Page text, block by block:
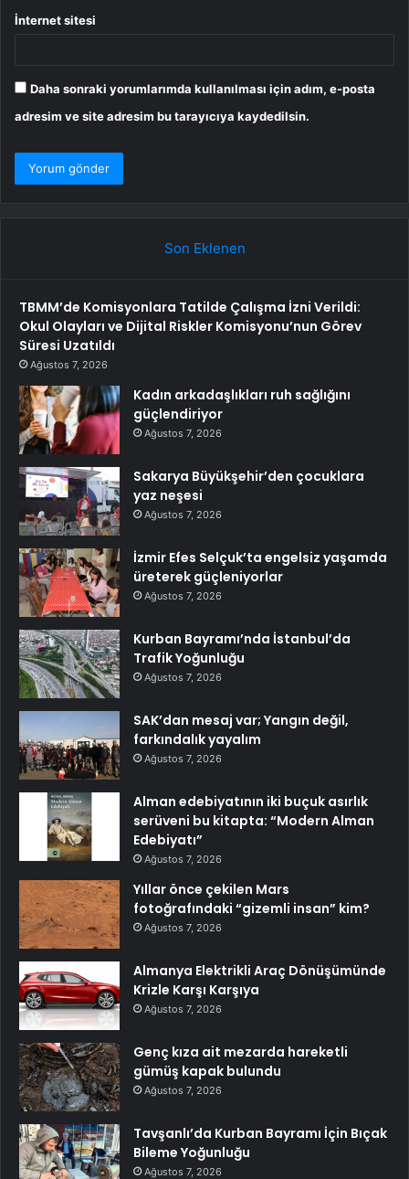
İnternet sitesi
Daha sonraki yorumlarımda kullanılması için adım, e-posta
adresim ve site adresim bu tarayıcıya kaydedilsin.
Son Eklenen
TBMM’de Komisyonlara Tatilde Çalışma İzni Verildi:
Okul Olayları ve Dijital Riskler Komisyonu’nun Görev
Süresi Uzatıldı
Ağustos 7, 2026
Kadın arkadaşlıkları ruh sağlığını
güçlendiriyor
Ağustos 7, 2026
Sakarya Büyükşehir’den çocuklara
yaz neşesi
Ağustos 7, 2026
İzmir Efes Selçuk’ta engelsiz yaşamda
üreterek güçleniyorlar
Ağustos 7, 2026
Kurban Bayramı’nda İstanbul’da
Trafik Yoğunluğu
Ağustos 7, 2026
SAK’dan mesaj var; Yangın değil,
farkındalık yayalım
Ağustos 7, 2026
Alman edebiyatının iki buçuk asırlık
serüveni bu kitapta: “Modern Alman
Edebiyatı”
Ağustos 7, 2026
Yıllar önce çekilen Mars
fotoğrafındaki “gizemli insan” kim?
Ağustos 7, 2026
Almanya Elektrikli Araç Dönüşümünde
Krizle Karşı Karşıya
Ağustos 7, 2026
Genç kıza ait mezarda hareketli
gümüş kapak bulundu
Ağustos 7, 2026
Tavşanlı’da Kurban Bayramı İçin Bıçak
Bileme Yoğunluğu
Ağustos 7, 2026